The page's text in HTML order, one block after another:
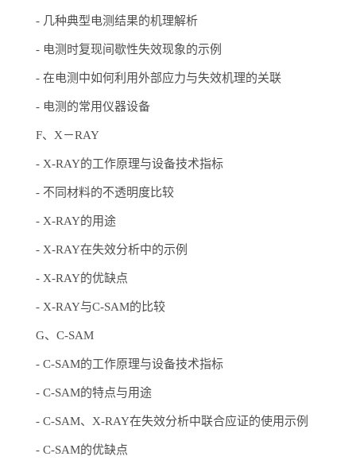
- 几种典型电测结果的机理解析
- 电测时复现间歇性失效现象的示例
- 在电测中如何利用外部应力与失效机理的关联
- 电测的常用仪器设备
F、X－RAY
- X-RAY的工作原理与设备技术指标
- 不同材料的不透明度比较
- X-RAY的用途
- X-RAY在失效分析中的示例
- X-RAY的优缺点
- X-RAY与C-SAM的比较
G、C-SAM
- C-SAM的工作原理与设备技术指标
- C-SAM的特点与用途
- C-SAM、X-RAY在失效分析中联合应证的使用示例
- C-SAM的优缺点